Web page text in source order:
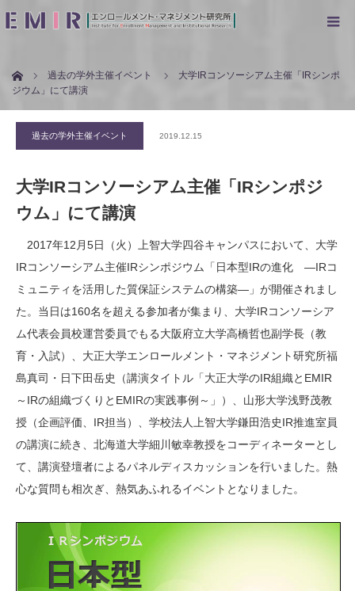
ホーム 過去の学外主催イベント
大学IRコンソーシアム主催「IRシンポ
ジウム」にて講演
過去の学外主催イベント 2019.12.15
大学IRコンソーシアム主催「IRシンポジ
ウム」にて講演
2017年12月5日（火）上智大学四谷キャンパスにおいて、大学
IRコンソーシアム主催IRシンポジウム「日本型IRの進化 ―IRコ
ミュニティを活用した質保証システムの構築―」が開催されまし
た。当日は160名を超える参加者が集まり、大学IRコンソーシア
ム代表会員校運営委員でもる大阪府立大学高橋哲也副学長（教
育・入試）、大正大学エンロールメント・マネジメント研究所福
島真司・日下田岳史（講演タイトル「大正大学のIR組織とEMIR
～IRの組織づくりとEMIRの実践事例～」）、山形大学浅野茂教
授（企画評価、IR担当）、学校法人上智大学鎌田浩史IR推進室員
の講演に続き、北海道大学細川敏幸教授をコーディネーターとし
て、講演登壇者によるパネルディスカッションを行いました。熱
心な質問も相次ぎ、熱気あふれるイベントとなりました。